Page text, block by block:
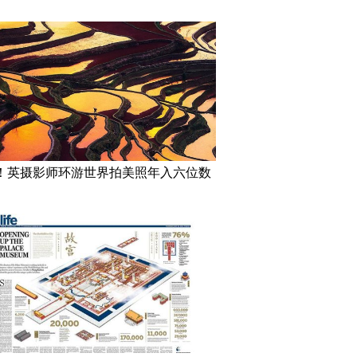
英摄影师环游世界拍美照年入六位数